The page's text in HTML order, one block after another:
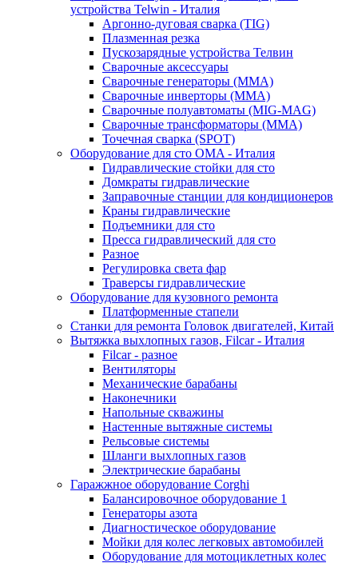
устройства Telwin - Италия
Аргонно-дуговая сварка (TIG)
Плазменная резка
Пускозарядные устройства Телвин
Сварочные аксессуары
Сварочные генераторы (MMA)
Сварочные инверторы (MMA)
Сварочные полуавтоматы (MIG-MAG)
Сварочные трансформаторы (MMA)
Точечная сварка (SPOT)
Оборудование для сто OMA - Италия
Гидравлические стойки для сто
Домкраты гидравлические
Заправочные станции для кондиционеров
Краны гидравлические
Подъемники для сто
Пресса гидравлический для сто
Разное
Регулировка света фар
Траверсы гидравлические
Оборудование для кузовного ремонта
Платформенные стапели
Станки для ремонта Головок двигателей, Китай
Вытяжка выхлопных газов, Filcar - Италия
Filcar - разное
Вентиляторы
Механические барабаны
Наконечники
Напольные скважины
Настенные вытяжные системы
Рельсовые системы
Шланги выхлопных газов
Электрические барабаны
Гаражжное оборудование Corghi
Балансировочное оборудование 1
Генераторы азота
Диагностическое оборудование
Мойки для колес легковых автомобилей
Оборудование для мотоциклетных колес